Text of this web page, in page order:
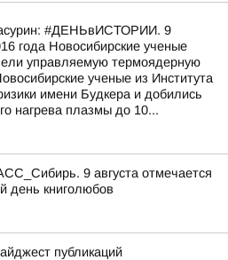
#ДЕНЬвИСТОРИИ. 9
года Новосибирские ученые
управляемую термоядерную
ученые из Института
имени Будкера и добились
нагрева плазмы до 10...
9 августа отмечается
день книголюбов
публикаций